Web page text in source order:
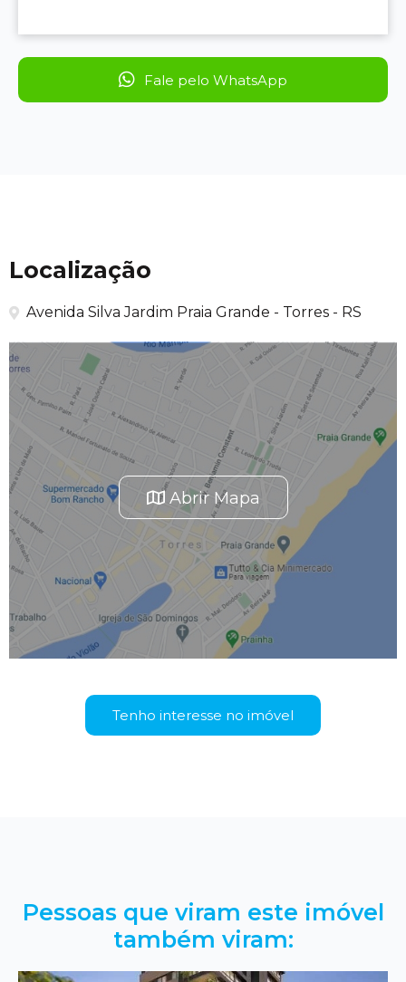
Fale pelo WhatsApp
Localização
Avenida Silva Jardim Praia Grande - Torres - RS
Abrir Mapa
Tenho interesse no imóvel
Pessoas que viram este imóvel
também viram: